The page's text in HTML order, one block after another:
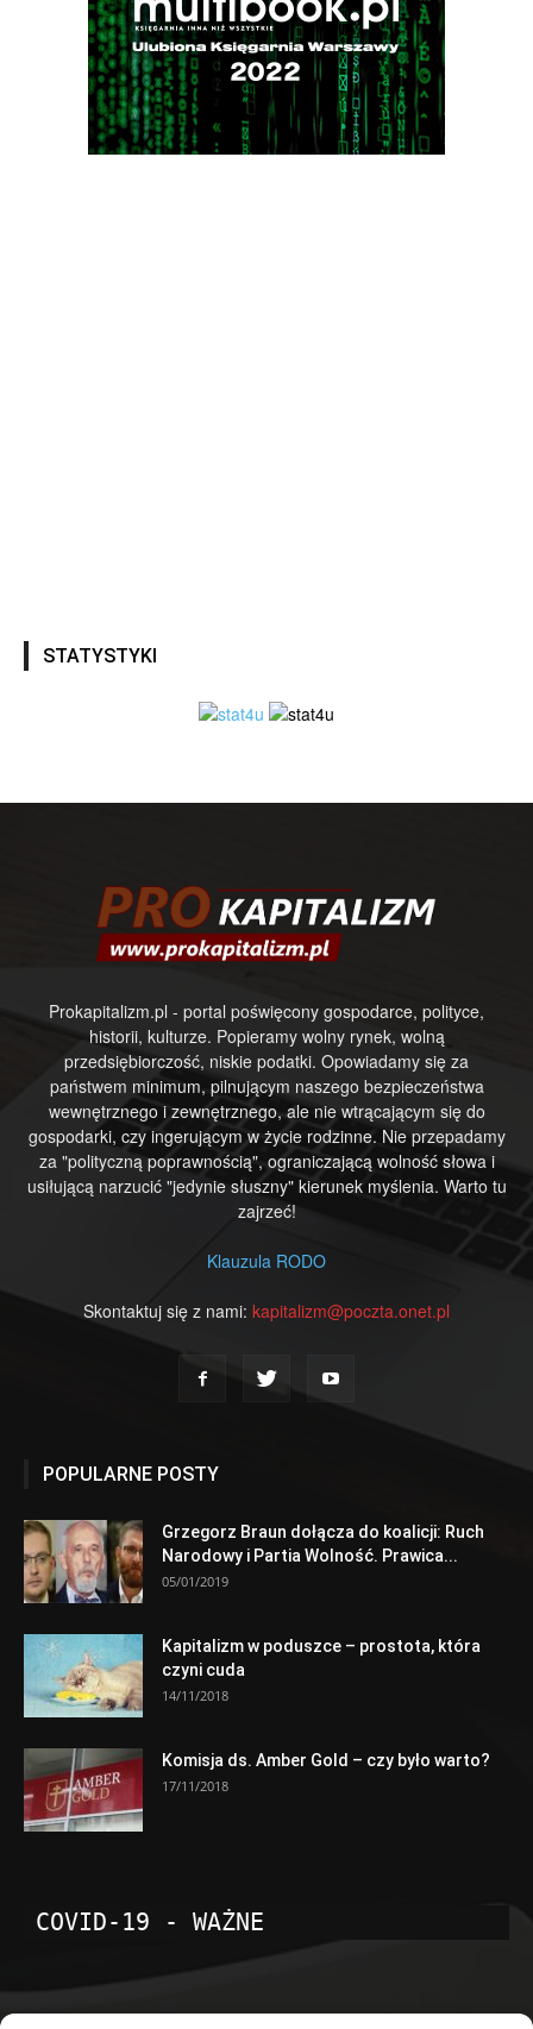
STATYSTYKI
Prokapitalizm.pl - portal poświęcony gospodarce, polityce,
historii, kulturze. Popieramy wolny rynek, wolną
przedsiębiorczość, niskie podatki. Opowiadamy się za
państwem minimum, pilnującym naszego bezpieczeństwa
wewnętrznego i zewnętrznego, ale nie wtrącającym się do
gospodarki, czy ingerującym w życie rodzinne. Nie przepadamy
za "polityczną poprawnością", ograniczającą wolność słowa i
usiłującą narzucić "jedynie słuszny" kierunek myślenia. Warto tu
zajrzeć!
Klauzula RODO
Skontaktuj się z nami: kapitalizm@poczta.onet.pl
POPULARNE POSTY
Grzegorz Braun dołącza do koalicji: Ruch
Narodowy i Partia Wolność. Prawica...
05/01/2019
Kapitalizm w poduszce – prostota, która
czyni cuda
14/11/2018
Komisja ds. Amber Gold – czy było warto?
17/11/2018
COVID-19 - WAŻNE